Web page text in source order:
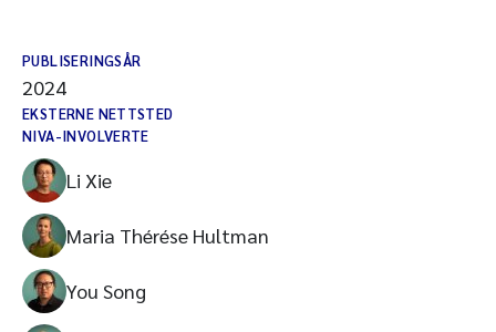
PUBLISERINGSÅR
2024
EKSTERNE NETTSTED
NIVA-INVOLVERTE
Li Xie
Maria Thérése Hultman
You Song